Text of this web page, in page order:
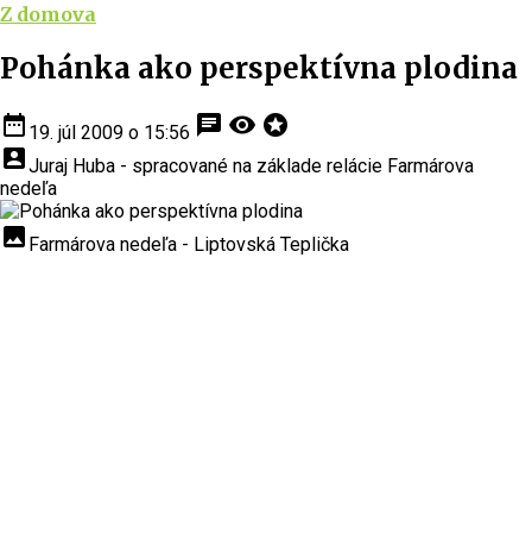
Z domova
Pohánka ako perspektívna plodina
date_range 19. júl 2009 o 15:56 chat visibility stars
account_boxJuraj Huba - spracované na základe relácie Farmárova
nedeľa
insert_photo Farmárova nedeľa - Liptovská Teplička